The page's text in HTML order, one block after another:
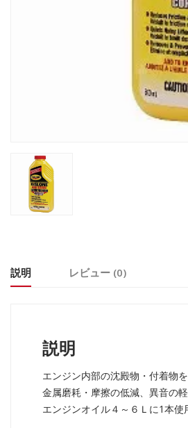
説明 レビュー (0)
説明
エンジン内部の沈殿物・付着物
金属磨耗・摩擦の低減、異音の
エンジンオイル４～６Ｌに1本使